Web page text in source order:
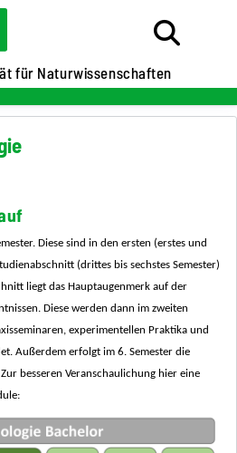
für Naturwissenschaften
Diese sind in den ersten (erstes und
(drittes bis sechstes Semester)
liegt das Hauptaugenmerk auf der
Diese werden dann im zweiten
experimentellen Praktika und
Außerdem erfolgt im 6. Semester die
besseren Veranschaulichung hier eine